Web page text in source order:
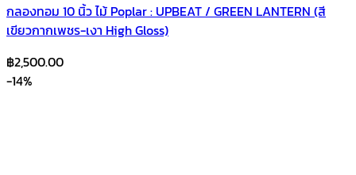
กลองทอม 10 นิ้ว ไม้ Poplar : UPBEAT / GREEN LANTERN (สี
เขียวกากเพชร-เงา High Gloss)
฿2,500.00
-14%